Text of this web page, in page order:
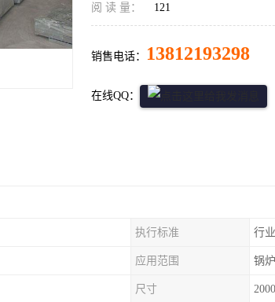
阅 读 量： 121
销售电话： 13812193298
在线QQ：
执行标准 行
应用范围 锅
尺寸